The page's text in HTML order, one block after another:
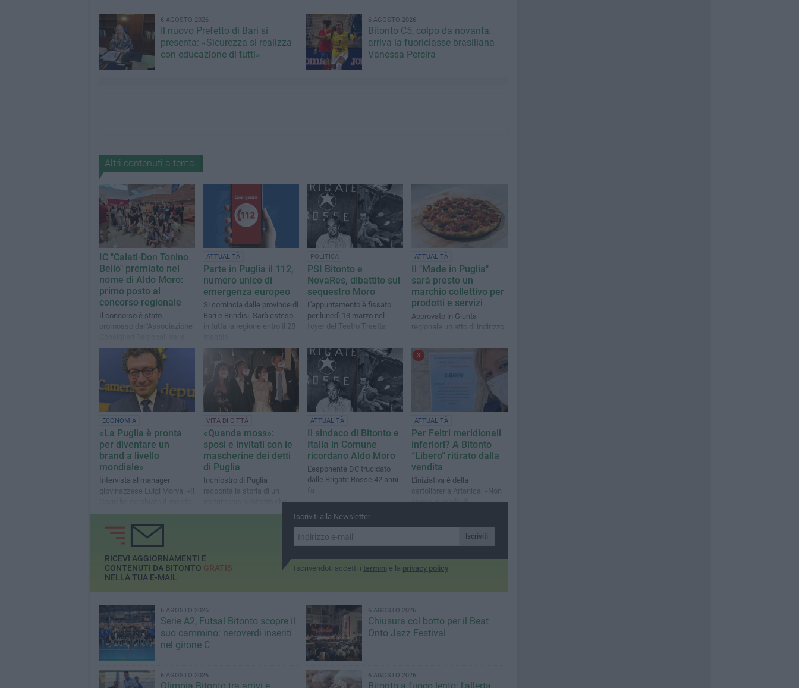
6 AGOSTO 2026
Il nuovo Prefetto di Bari si
presenta: «Sicurezza si realizza
con educazione di tutti»
6 AGOSTO 2026
Bitonto C5, colpo da novanta:
arriva la fuoriclasse brasiliana
Vanessa Pereira
Altri contenuti a tema
IC "Caiati-Don Tonino
Bello" premiato nel
nome di Aldo Moro:
primo posto al
concorso regionale
Il concorso è stato
promosso dall'Associazione
Puglia
ATTUALITÀ
Parte in Puglia il 112,
numero unico di
emergenza europeo
Si comincia dalle province di
Bari e Brindisi. Sarà esteso
in tutta la regione entro il 28
POLITICA
PSI Bitonto e
NovaRes, dibattito sul
sequestro Moro
L'appuntamento è fissato
per lunedì 18 marzo nel
foyer del Teatro Traetta
ATTUALITÀ
Il "Made in Puglia"
sarà presto un
marchio collettivo per
prodotti e servizi
Approvato in Giunta
regionale un atto di indirizzo
ECONOMIA
«La Puglia è pronta
per diventare un
brand a livello
mondiale»
Intervista al manager
giovinazzese Luigi Morva. «Il
ma l’internazionalizzazione
resta la strada di maggiore
crescita per le aziende
pugliesi»
VITA DI CITTÀ
«Quanda moss»:
sposi e invitati con le
mascherine dei detti
di Puglia
Inchiostro di Puglia
racconta la storia di un
matrimonio a Bitonto che
affronta le norme
ATTUALITÀ
Il sindaco di Bitonto e
Italia in Comune
ricordano Aldo Moro
L'esponente DC trucidato
dalle Brigate Rosse 42 anni
fa
3
ATTUALITÀ
Per Feltri meridionali
inferiori? A Bitonto
“Libero” ritirato dalla
vendita
L'iniziativa è della
cartolibreria Artenica: «Non
siamo in grado di
Iscriviti alla Newsletter
Iscriviti
Iscrivendoti accetti i termini e la privacy policy
RICEVI AGGIORNAMENTI E
CONTENUTI DA BITONTO GRATIS
NELLA TUA E-MAIL
6 AGOSTO 2026
Serie A2, Futsal Bitonto scopre il
suo cammino: neroverdi inseriti
nel girone C
6 AGOSTO 2026
Chiusura col botto per il Beat
Onto Jazz Festival
6 AGOSTO 2026 6 AGOSTO 2026